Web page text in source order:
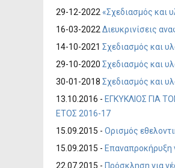
29-12-2022 «Σχεδιασμός και
16-03-2022 Διευκρινίσεις
14-10-2021 Σχεδιασμός και
29-10-2020 Σχεδιασμός και
30-01-2018 Σχεδιασμός και
13.10.2016 - ΕΓΚΥΚΛΙΟΣ ΓΙΑ
ΕΤΟΣ 2016-17
15.09.2015 - Oρισμός
15.09.2015 - Επαναπροκήρυξη
22.07.2015 - Πρόσκληση για